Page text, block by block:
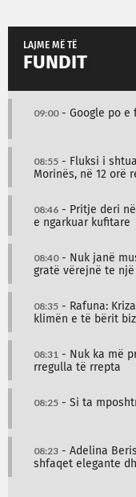
LAJME MË TË
FUNDIT
09:00- Google po e
08:55 - Fluksi i
Morinës, në 12 orë
08:46 - Pritje deri
e ngarkuar kufitare
08:40- Nuk janë
gratë vërejnë te një
08:35 - Rafuna:
klimën e të bërit
08:31 - Nuk ka më
rregulla të rrepta
08:25 - Si ta
08:23 - Adelina
shfaqet elegante